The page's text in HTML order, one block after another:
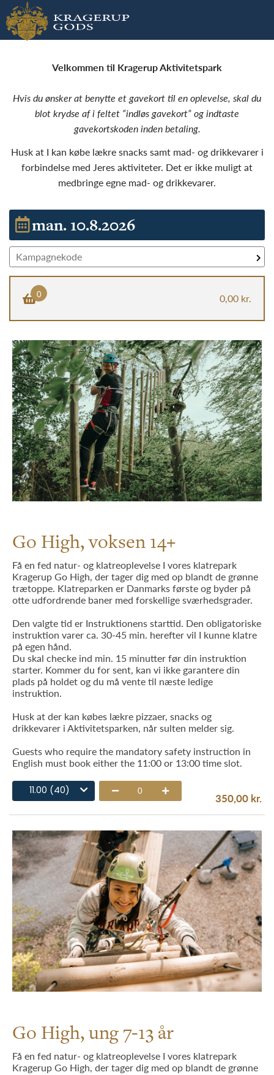
Velkommen til Kragerup Aktivitetspark
Hvis du ønsker at benytte et gavekort til en oplevelse, skal du
blot krydse af i feltet “indløs gavekort” og indtaste
gavekortskoden inden betaling.
Husk at I kan købe lækre snacks samt mad- og drikkevarer i
forbindelse med Jeres aktiviteter. Det er ikke muligt at
medbringe egne mad- og drikkevarer.
man. 10.8.2026
0 0,00 kr.
Gå til betaling
Indløs gavekort. Gavekortkode skal tastes nøjagtig
GÅ TIL BETALING
Go High, voksen 14+
Få en fed natur- og klatreoplevelse I vores klatrepark
Kragerup Go High, der tager dig med op blandt de grønne
trætoppe. Klatreparken er Danmarks første og byder på
otte udfordrende baner med forskellige sværhedsgrader.
Den valgte tid er Instruktionens starttid. Den obligatoriske
instruktion varer ca. 30-45 min. herefter vil I kunne klatre
på egen hånd.
Du skal checke ind min. 15 minutter før din instruktion
starter. Kommer du for sent, kan vi ikke garantere din
plads på holdet og du må vente til næste ledige
instruktion.
Husk at der kan købes lækre pizzaer, snacks og
drikkevarer i Aktivitetsparken, når sulten melder sig.
Guests who require the mandatory safety instruction in
English must book either the 11:00 or 13:00 time slot.
11.00 (40)
0
350,00 kr.
Go High, ung 7-13 år
Få en fed natur- og klatreoplevelse I vores klatrepark
Kragerup Go High, der tager dig med op blandt de grønne